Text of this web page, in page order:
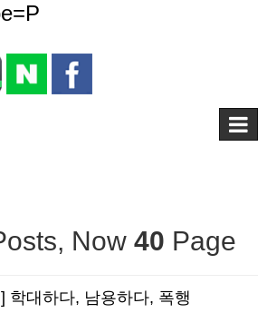
Now 40 Page
학대하다, 남용하다, 폭행